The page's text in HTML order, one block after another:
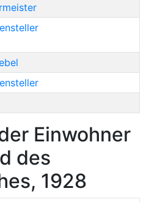
Einwohner
des
1928